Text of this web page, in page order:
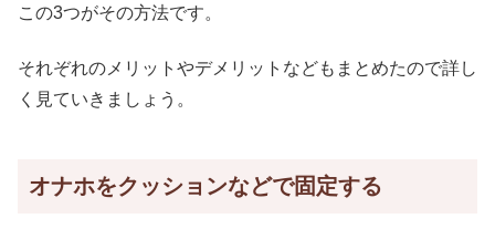
この3つがその方法です。
それぞれのメリットやデメリットなどもまとめたので詳し
く見ていきましょう。
オナホをクッションなどで固定する